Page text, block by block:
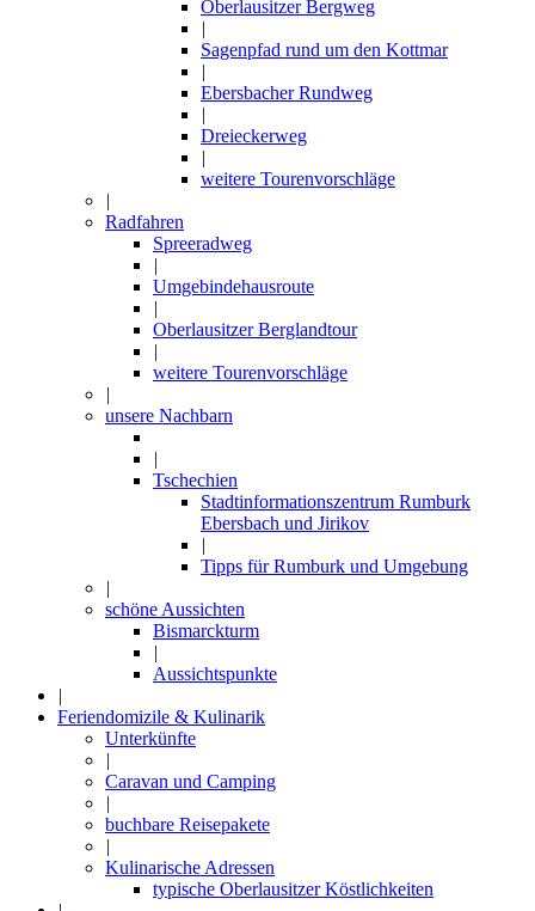
Oberlausitzer Bergweg
|
Sagenpfad rund um den Kottmar
|
Ebersbacher Rundweg
|
Dreieckerweg
|
weitere Tourenvorschläge
|
Radfahren
Spreeradweg
|
Umgebindehausroute
|
Oberlausitzer Berglandtour
|
weitere Tourenvorschläge
|
unsere Nachbarn
|
Tschechien
Stadtinformationszentrum Rumburk
Ebersbach und Jirikov
|
Tipps für Rumburk und Umgebung
|
schöne Aussichten
Bismarckturm
|
Aussichtspunkte
|
Feriendomizile & Kulinarik
Unterkünfte
|
Caravan und Camping
|
buchbare Reisepakete
|
Kulinarische Adressen
typische Oberlausitzer Köstlichkeiten